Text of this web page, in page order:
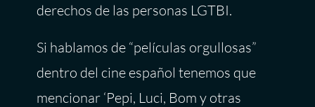
derechos de las personas LGTBI.
Si hablamos de “películas orgullosas”
dentro del cine español tenemos que
mencionar ‘Pepi, Luci, Bom y otras